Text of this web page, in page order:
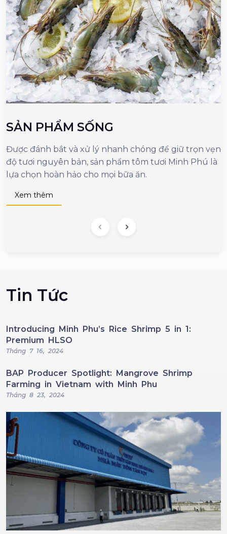
SẢN PHẨM SỐNG
Được đánh bắt và xử lý nhanh chóng để giữ trọn vẹn
độ tươi nguyên bản, sản phẩm tôm tươi Minh Phú là
lựa chọn hoàn hảo cho mọi bữa ăn.
Xem thêm
Tin Tức
Introducing Minh Phu’s Rice Shrimp 5 in 1:
Premium HLSO
Tháng 7 16, 2024
BAP Producer Spotlight: Mangrove Shrimp
Farming in Vietnam with Minh Phu
Tháng 8 23, 2024